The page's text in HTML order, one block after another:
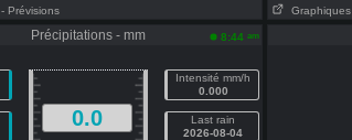
- Prévisions Graphiques
Précipitations - mm 8:44 am
0.0
Intensité mm/h
0.000
Last rain
2026-08-04